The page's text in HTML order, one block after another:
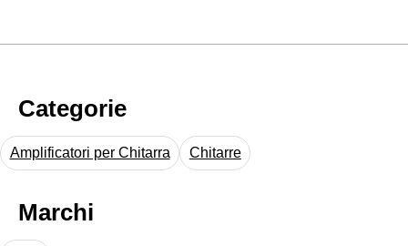
Categorie
Amplificatori per Chitarra Chitarre
Marchi